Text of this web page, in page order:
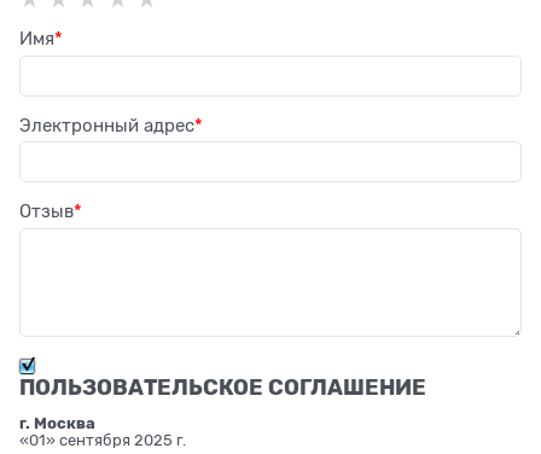
Имя
Электронный адрес
Отзыв
ПОЛЬЗОВАТЕЛЬСКОЕ СОГЛАШЕНИЕ
г. Москва
«01» сентября 2025 г.